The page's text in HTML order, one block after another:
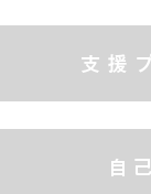
支援
自